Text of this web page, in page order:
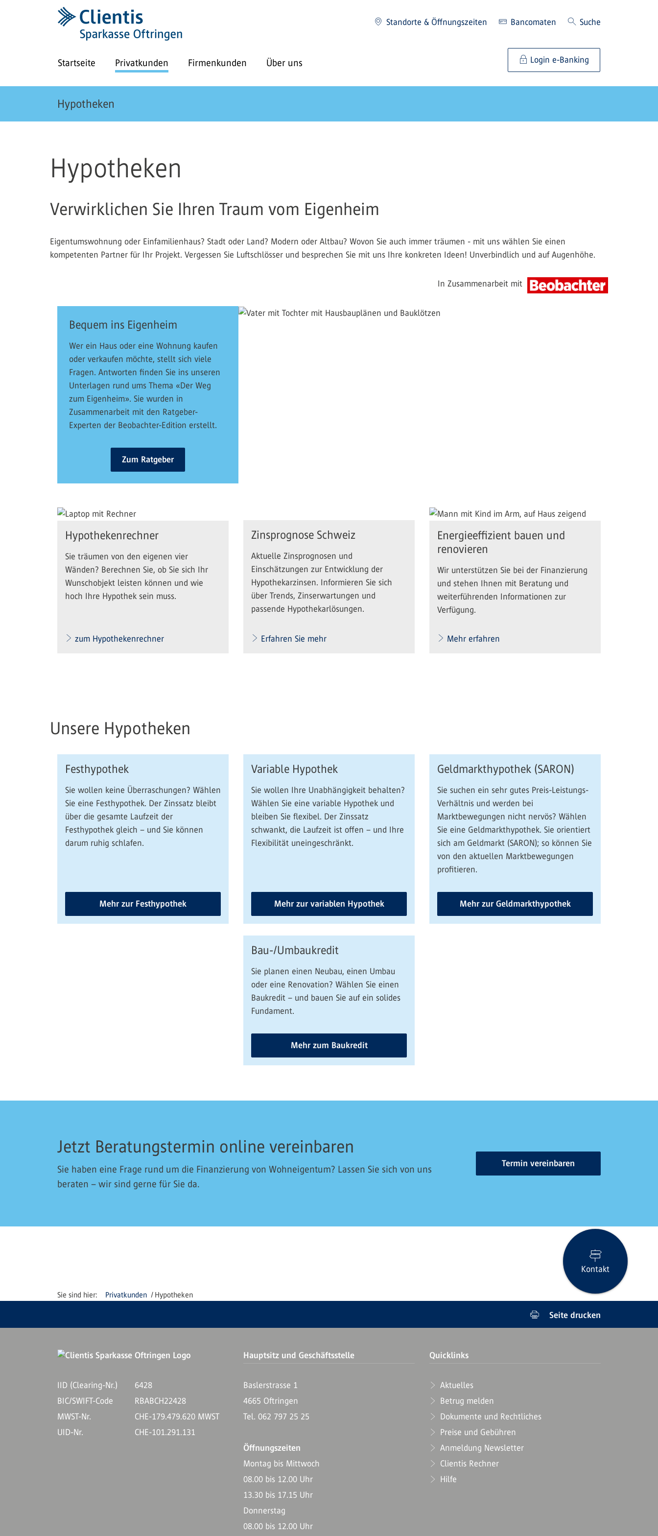
Standorte & Öffnungszeiten Bancomaten Suche
Startseite Privatkunden Firmenkunden Über uns Login e-Banking
Hypotheken
Hypotheken
Verwirklichen Sie Ihren Traum vom Eigenheim
Eigentumswohnung oder Einfamilienhaus? Stadt oder Land? Modern oder Altbau? Wovon Sie auch immer träumen - mit uns wählen Sie einen
kompetenten Partner für Ihr Projekt. Vergessen Sie Luftschlösser und besprechen Sie mit uns Ihre konkreten Ideen! Unverbindlich und auf Augenhöhe.
In Zusammenarbeit mit
Bequem ins Eigenheim
Wer ein Haus oder eine Wohnung kaufen
oder verkaufen möchte, stellt sich viele
Fragen. Antworten finden Sie ins unseren
Unterlagen rund ums Thema «Der Weg
zum Eigenheim». Sie wurden in
Zusammenarbeit mit den Ratgeber-
Experten der Beobachter-Edition erstellt.
Zum Ratgeber
Hypothekenrechner
Sie träumen von den eigenen vier
Wänden? Berechnen Sie, ob Sie sich Ihr
Wunschobjekt leisten können und wie
hoch Ihre Hypothek sein muss.
zum Hypothekenrechner
Zinsprognose Schweiz
Aktuelle Zinsprognosen und
Einschätzungen zur Entwicklung der
Hypothekarzinsen. Informieren Sie sich
über Trends, Zinserwartungen und
passende Hypothekarlösungen.
Erfahren Sie mehr
Energieeffizient bauen und
renovieren
Wir unterstützen Sie bei der Finanzierung
und stehen Ihnen mit Beratung und
weiterführenden Informationen zur
Verfügung.
Mehr erfahren
Unsere Hypotheken
Festhypothek
Sie wollen keine Überraschungen? Wählen
Sie eine Festhypothek. Der Zinssatz bleibt
über die gesamte Laufzeit der
Festhypothek gleich – und Sie können
darum ruhig schlafen.
Mehr zur Festhypothek
Variable Hypothek
Sie wollen Ihre Unabhängigkeit behalten?
Wählen Sie eine variable Hypothek und
bleiben Sie flexibel. Der Zinssatz
schwankt, die Laufzeit ist offen – und Ihre
Flexibilität uneingeschränkt.
Mehr zur variablen Hypothek
Geldmarkthypothek (SARON)
Sie suchen ein sehr gutes Preis-Leistungs-
Verhältnis und werden bei
Marktbewegungen nicht nervös? Wählen
Sie eine Geldmarkthypothek. Sie orientiert
sich am Geldmarkt (SARON); so können Sie
von den aktuellen Marktbewegungen
profitieren.
Mehr zur Geldmarkthypothek
Bau-/Umbaukredit
Sie planen einen Neubau, einen Umbau
oder eine Renovation? Wählen Sie einen
Baukredit – und bauen Sie auf ein solides
Fundament.
Mehr zum Baukredit
Jetzt Beratungstermin online vereinbaren
Sie haben eine Frage rund um die Finanzierung von Wohneigentum? Lassen Sie sich von uns
beraten – wir sind gerne für Sie da.
Termin vereinbaren
Privatkunden Hypotheken
Kontakt
Seite drucken
Hauptsitz und Geschäftsstelle Quicklinks
IID (Clearing-Nr.)
6428
BIC/SWIFT-Code
RBABCH22428
MWST-Nr.
CHE-179.479.620 MWST
UID-Nr.
CHE-101.291.131
Baslerstrasse 1
4665 Oftringen
Tel. 062 797 25 25
Öffnungszeiten
Montag bis Mittwoch
08.00 bis 12.00 Uhr
13.30 bis 17.15 Uhr
Donnerstag
08.00 bis 12.00 Uhr
Aktuelles
Betrug melden
Dokumente und Rechtliches
Preise und Gebühren
Anmeldung Newsletter
Clientis Rechner
Hilfe